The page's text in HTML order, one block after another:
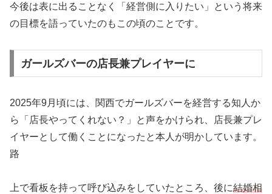
今後は表に出ることなく「経営側に入りたい」という将来
の目標を語っていたのもこの頃のことです。
ガールズバーの店長兼プレイヤーに
2025年9月頃には、関西でガールズバーを経営する知人か
ら「店長やってくれない？」と声をかけられ、店長兼プレ
イヤーとして働くことになったと本人が明かしています。
路
上で看板を持って呼び込みをしていたところ、後に結婚相